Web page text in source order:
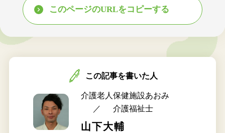
このページのURLをコピーする
この記事を書いた人
介護老人保健施設あおみ
介護福祉士
山下大輔